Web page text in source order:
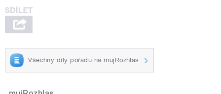
Všechny díly pořadu na mujRozhlas